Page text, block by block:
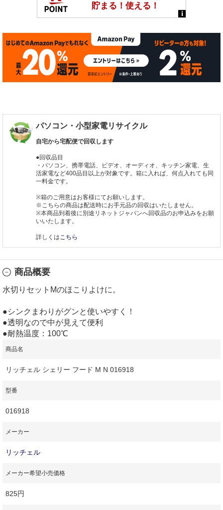
パソコン・小型家電リサイクル
自宅から宅配便で回収します
●回収品目
・パソコン、携帯電話、ビデオ、オーディオ、キッチン家電、生
活家電など400品目以上が対象です。箱に入れば、何点入れても同
一料金です。
※箱のご用意はお客様にてお願いします。
※こちらの商品は配送時にお手元品の回収はいたしません。
※本商品到着後に別途リネットジャパンへ回収品のお申込みをお願
いいたします。
詳しくは こちら
商品概要
水切りセットMのほこりよけに。
●シンクまわりがグンと使いやすく！
●透明なので中が見えて便利
●耐熱温度：100℃
商品名
リッチェル シェリー フード M N 016918
型番
016918
メーカー
リッチェル
メーカー希望小売価格
825円